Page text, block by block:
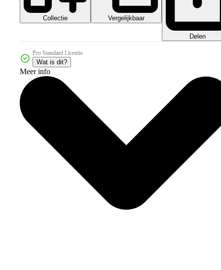
Collectie Vergelijkbaar
Delen
Pro Standard Licentie
Wat is dit?
Meer info